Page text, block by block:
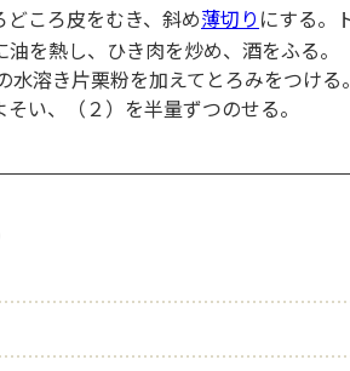
どころ皮をむき、斜め薄切り にする。
油を熱し、ひき肉を炒め、酒をふる。
水溶き片栗粉を加えてとろみをつける。
い、（２）を半量ずつのせる。